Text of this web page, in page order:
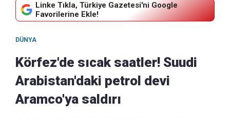
Linke Tıkla, Türkiye Gazetesi'ni Google
Favorilerine Ekle!
DÜNYA
Körfez'de sıcak saatler! Suudi
Arabistan'daki petrol devi
Aramco'ya saldırı